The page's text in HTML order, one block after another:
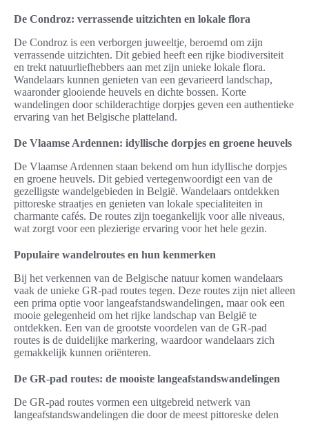
De Condroz: verrassende uitzichten en lokale flora
De Condroz is een verborgen juweeltje, beroemd om zijn
verrassende uitzichten. Dit gebied heeft een rijke biodiversiteit
en trekt natuurliefhebbers aan met zijn unieke lokale flora.
Wandelaars kunnen genieten van een gevarieerd landschap,
waaronder glooiende heuvels en dichte bossen. Korte
wandelingen door schilderachtige dorpjes geven een authentieke
ervaring van het Belgische platteland.
De Vlaamse Ardennen: idyllische dorpjes en groene heuvels
De Vlaamse Ardennen staan bekend om hun idyllische dorpjes
en groene heuvels. Dit gebied vertegenwoordigt een van de
gezelligste wandelgebieden in België. Wandelaars ontdekken
pittoreske straatjes en genieten van lokale specialiteiten in
charmante cafés. De routes zijn toegankelijk voor alle niveaus,
wat zorgt voor een plezierige ervaring voor het hele gezin.
Populaire wandelroutes en hun kenmerken
Bij het verkennen van de Belgische natuur komen wandelaars
vaak de unieke GR-pad routes tegen. Deze routes zijn niet alleen
een prima optie voor langeafstandswandelingen, maar ook een
mooie gelegenheid om het rijke landschap van België te
ontdekken. Een van de grootste voordelen van de GR-pad
routes is de duidelijke markering, waardoor wandelaars zich
gemakkelijk kunnen oriënteren.
De GR-pad routes: de mooiste langeafstandswandelingen
De GR-pad routes vormen een uitgebreid netwerk van
langeafstandswandelingen die door de meest pittoreske delen